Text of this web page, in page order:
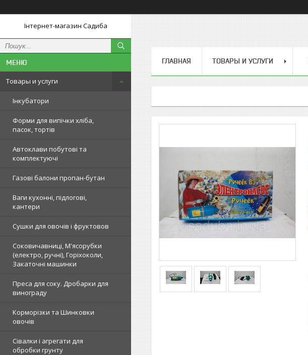
Інтернет-магазин Садиба
Товары и услуги
Інкубатори
Форми для випічки хліба,
пасок, тортів
Автоклави побутові та
комплектуючі
Газові балони пропан-бутан
Ваги кухонні, підлогові,
кантери
Сушки для овочів і фруктовов
Соковичавниці, М'ясорубки
(електро, ручні), Горіхоколи,
Закаточні машинки
Преса для соку. Дробарки для
винограду
Корморізки та Шинковки
овочів
Сівалки і агрегати для
обробки грунту
ГЛАВНАЯ ТОВАРЫ И УСЛУГИ